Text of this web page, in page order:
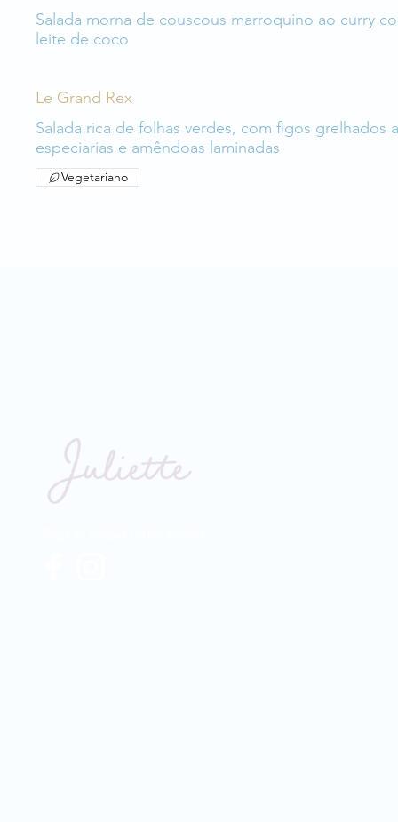
Salada morna de couscous marroquino ao curry
leite de coco
Le Grand Rex
Salada rica de folhas verdes, com figos
especiarias e amêndoas laminadas
Vegetariano